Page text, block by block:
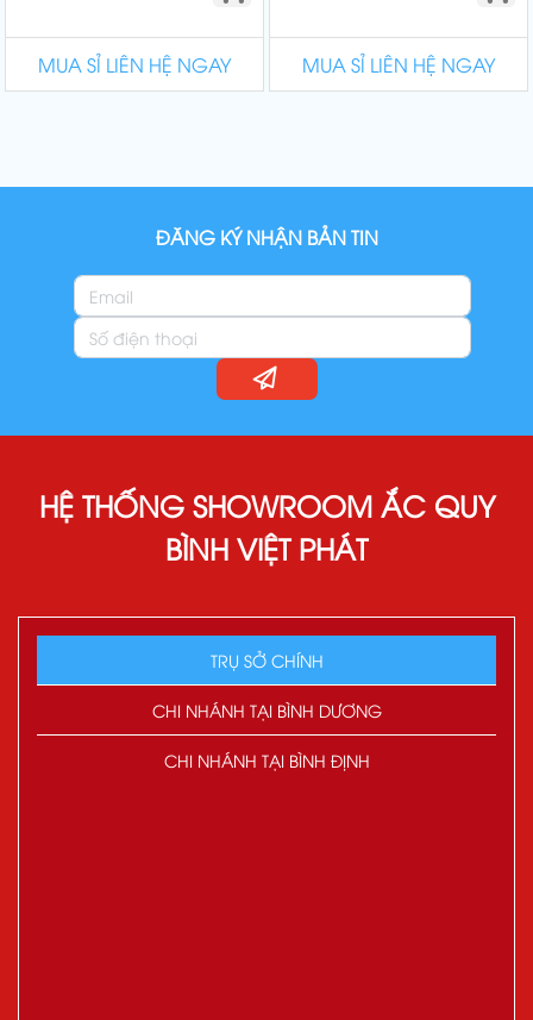
MUA SỈ LIÊN HỆ NGAY MUA SỈ LIÊN HỆ NGAY
ĐĂNG KÝ NHẬN BẢN TIN
HỆ THỐNG SHOWROOM ẮC QUY
BÌNH VIỆT PHÁT
TRỤ SỞ CHÍNH
CHI NHÁNH TẠI BÌNH DƯƠNG
CHI NHÁNH TẠI BÌNH ĐỊNH